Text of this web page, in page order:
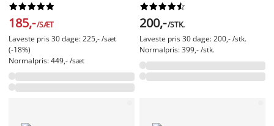






185,-/SÆT
Laveste pris 30 dage: 225,- /sæt
(-18%)
Normalpris: 449,- /sæt






200,-/STK.
Laveste pris 30 dage: 200,- /stk.
Normalpris: 399,- /stk.